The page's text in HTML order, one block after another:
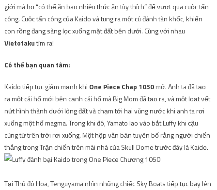
giới mà họ “có thể ăn bao nhiêu thức ăn tùy thích” để vượt qua cuộc tấn
công. Cuộc tấn công của Kaido và tung ra một cú đánh tàn khốc, khiến
con rồng đang sàng lọc xuống mặt đất bên dưới. Cùng với nhau
Vietotakutìm ra!
Có thể bạn quan tâm:
Kaido tiếp tục giảm mạnh khi One Piece Chap 1050mở. Anh ta đã tạo
ra một cái hố mới bên cạnh cái hố mà Big Mom đã tạo ra, và một loạt vết
nứt hình thành dưới lòng đất và chạm tới hai vũng nước khi anh ta rơi
xuống một hố magma. Trong khi đó, Yamato lao vào bắt Luffy khi cậu
cũng từ trên trời rơi xuống. Một hộp văn bản tuyên bố rằng người chiến
thắng trong Trận chiến trên mái nhà của Skull Dome trước đây là Kaido.
Tại Thủ đô Hoa, Tenguyama nhìn những chiếc Sky Boats tiếp tục bay lên